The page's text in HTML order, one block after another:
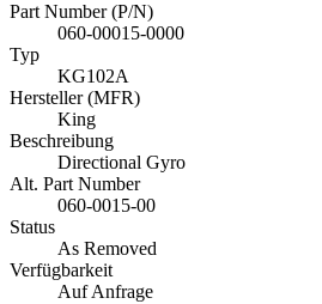
Part Number (P/N)
060-00015-0000
Typ
KG102A
Hersteller (MFR)
King
Beschreibung
Directional Gyro
Alt. Part Number
060-0015-00
Status
As Removed
Verfügbarkeit
Auf Anfrage